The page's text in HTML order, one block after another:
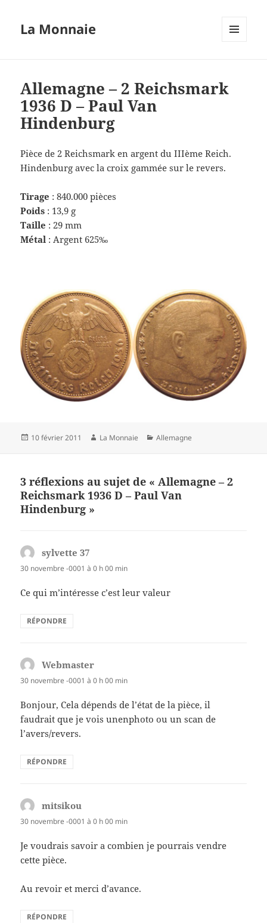
La Monnaie
Allemagne – 2 Reichsmark
1936 D – Paul Van
Hindenburg
Pièce de 2 Reichsmark en argent du IIIème Reich.
Hindenburg avec la croix gammée sur le revers.
Tirage : 840.000 pièces
Poids : 13,9 g
Taille : 29 mm
Métal : Argent 625‰
Publié
10 février 2011 Auteur
La Monnaie Catégories
Allemagne
3 réflexions au sujet de « Allemagne – 2
Reichsmark 1936 D – Paul Van
Hindenburg »
sylvette 37
30 novembre -0001 à 0 h 00 min
Ce qui m’intéresse c’est leur valeur
RÉPONDRE
Webmaster
30 novembre -0001 à 0 h 00 min
Bonjour, Cela dépends de l’état de la pièce, il
faudrait que je vois unenphoto ou un scan de
l’avers/revers.
RÉPONDRE
mitsikou
30 novembre -0001 à 0 h 00 min
Je voudrais savoir a combien je pourrais vendre
cette pièce.
Au revoir et merci d’avance.
RÉPONDRE